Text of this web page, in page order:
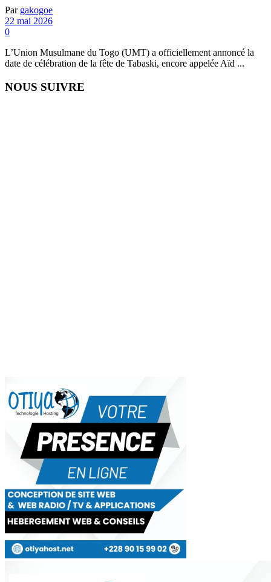
Par gakogoe
22 mai 2026
0
L’Union Musulmane du Togo (UMT) a officiellement annoncé la
date de célébration de la fête de Tabaski, encore appelée Aïd ...
NOUS SUIVRE